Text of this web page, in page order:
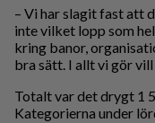
– Vi har slagit fast att
inte vilket lopp som
kring banor,
bra sätt. I allt vi gör
Totalt var det drygt 1
Kategorierna under